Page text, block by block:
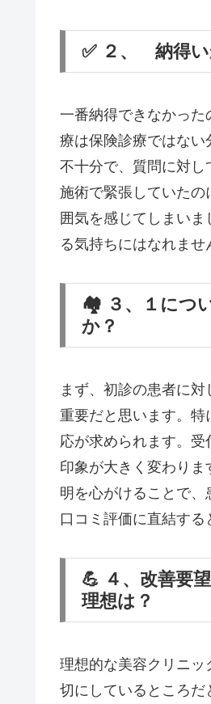
✅ ２、 納得い
一番納得できなかっ
療は保険診療ではな
不十分で、質問に対
施術で緊張していた
囲気を感じてしまい
る気持ちにはなれませ
🏘️ ３、１につ
か？
まず、初診の患者に
重要だと思います。
応が求められます。
印象が大きく変わり
明を心がけることで
口コミ評価に直結する
💪 ４、改善要
理想は？
理想的な美容クリニ
切にしているところだ